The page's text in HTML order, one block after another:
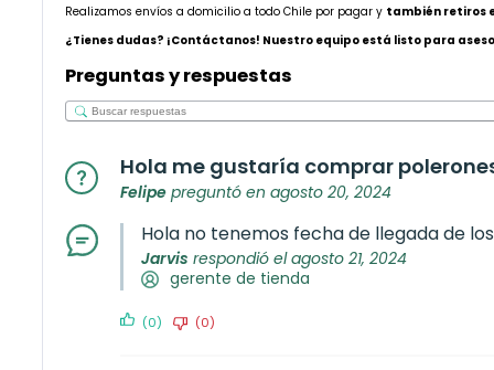
Realizamos envíos a domicilio a todo Chile por pagar y también retiros
¿Tienes dudas? ¡Contáctanos! Nuestro equipo está listo para
Preguntas y respuestas
Hola me gustaría comprar
Felipe preguntó en agosto 20, 2024
Hola no tenemos fecha de llegada de
Jarvis respondió el agosto 21, 2024
gerente de tienda
(0) (0)